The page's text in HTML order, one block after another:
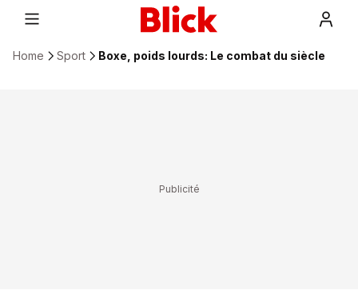
Home Sport Boxe, poids lourds: Le combat du siècle